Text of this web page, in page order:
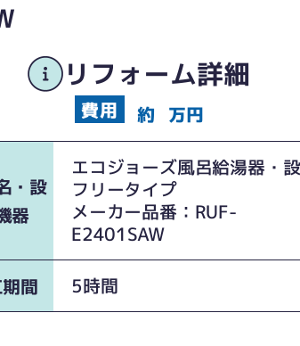
リフォーム詳細
約 万円
・設
器
エコジョーズ風呂給湯器・
フリータイプ
メーカー品番：RUF-
E2401SAW
間 5時間